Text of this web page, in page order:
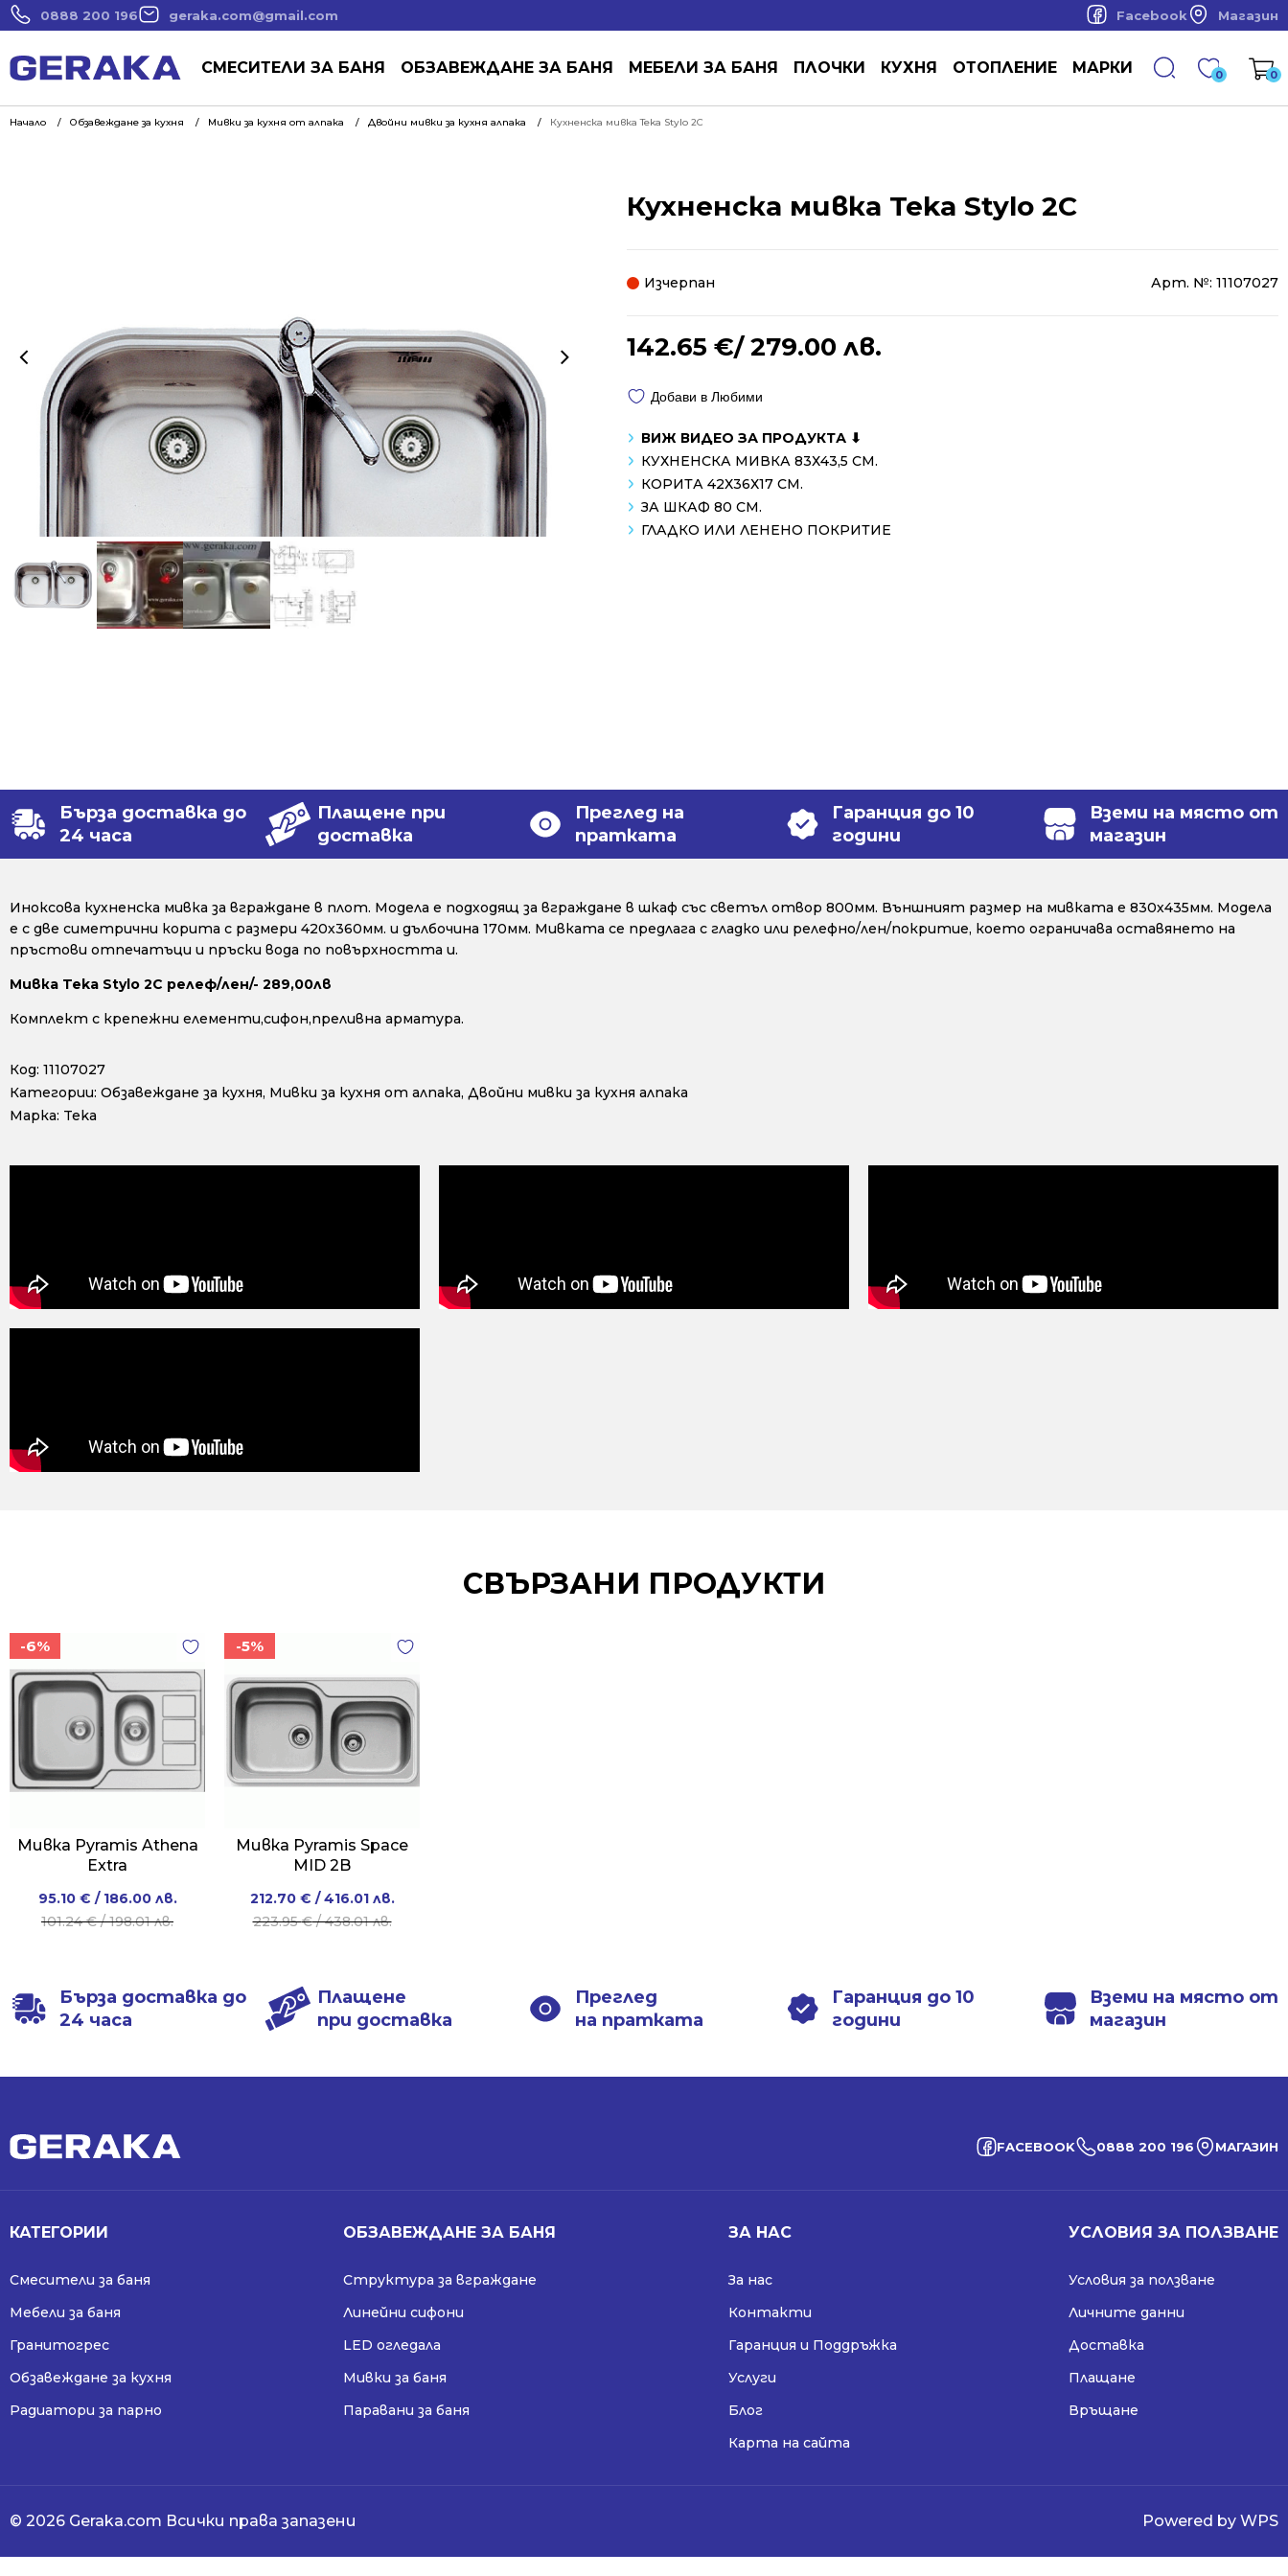
0888 200 196 geraka.com@gmail.com Facebook Магазин
СМЕСИТЕЛИ ЗА БАНЯ ОБЗАВЕЖДАНЕ ЗА БАНЯ МЕБЕЛИ ЗА БАНЯ ПЛОЧКИ КУХНЯ ОТОПЛЕНИЕ МАРКИ 0 0
Начало Обзавеждане за кухня Мивки за кухня от алпака Двойни мивки за кухня алпака Кухненска мивка Teka Stylo 2С
Кухненска мивка Teka Stylo 2С
Изчерпан Арт. №: 11107027
142.65 €/ 279.00 лв.
Добави в Любими
ВИЖ ВИДЕО ЗА ПРОДУКТА ⬇
КУХНЕНСКА МИВКА 83Х43,5 СМ.
КОРИТА 42Х36Х17 СМ.
ЗА ШКАФ 80 СМ.
ГЛАДКО ИЛИ ЛЕНЕНО ПОКРИТИЕ
Бърза доставка до
24 часа
Плащене при
доставка
Преглед на
пратката
Гаранция до 10
години
Вземи на място от
магазин
Иноксова кухненска мивка за вграждане в плот. Модела е подходящ за вграждане в шкаф със светъл отвор 800мм. Външният размер на мивката е 830х435мм. Модела
е с две симетрични корита с размери 420х360мм. и дълбочина 170мм. Мивката се предлага с гладко или релефно/лен/покритие, което ограничава оставянето на
пръстови отпечатъци и пръски вода по повърхността и.
Мивка Teka Stylo 2C релеф/лен/- 289,00лв
Комплект с крепежни елементи,сифон,преливна арматура.
Код: 11107027
Категории: Обзавеждане за кухня, Мивки за кухня от алпака, Двойни мивки за кухня алпака
Марка: Teka
СВЪРЗАНИ ПРОДУКТИ
-6%
Мивка Pyramis Athena
Extra
101.24€/ 198.01 лв.
Original
price
/
198.01 лв..
95.10 € / 186.00 лв.
Current
price
/
186.00 лв..
-5%
Мивка Pyramis Space
MID 2B
223.95€/ 438.01 лв.
Original
price
/
438.01 лв..
212.70 € / 416.01 лв.
Current
price
/
416.01 лв..
Бърза доставка до
24 часа
Плащене
при доставка
Преглед
на пратката
Гаранция до 10
години
Вземи на място от
магазин
FACEBOOK 0888 200 196 МАГАЗИН
КАТЕГОРИИ
Смесители за баня
Мебели за баня
Гранитогрес
Обзавеждане за кухня
Радиатори за парно
ОБЗАВЕЖДАНЕ ЗА БАНЯ
Структура за вграждане
Линейни сифони
LED огледала
Мивки за баня
Паравани за баня
ЗА НАС
За нас
Контакти
Гаранция и Поддръжка
Услуги
Блог
Карта на сайта
УСЛОВИЯ ЗА ПОЛЗВАНЕ
Условия за ползване
Личните данни
Доставка
Плащане
Връщане
© 2026 Geraka.com Всички права запазени Powered by WPS